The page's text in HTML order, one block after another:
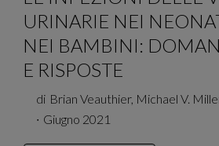
URINARIE NEI
NEI BAMBINI:
E RISPOSTE
di Brian Veauthier, Michael V.
∙ Giugno 2021